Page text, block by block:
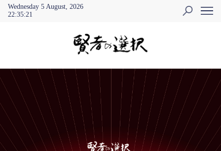
Wednesday 5 August, 2026
22:35:21